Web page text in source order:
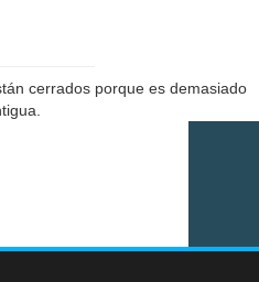
cerrados porque es demasiado